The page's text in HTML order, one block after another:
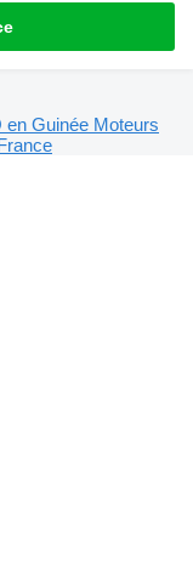
en Guinée Moteurs